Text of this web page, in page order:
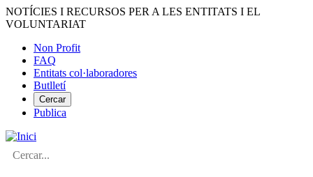
Vés
al
NOTÍCIES I RECURSOS PER A LES ENTITATS I EL
VOLUNTARIAT
Menú
del
compte
d'usuari
Non Profit
FAQ
Entitats col·laboradores
Butlletí
Cercar
Publica
Cerca